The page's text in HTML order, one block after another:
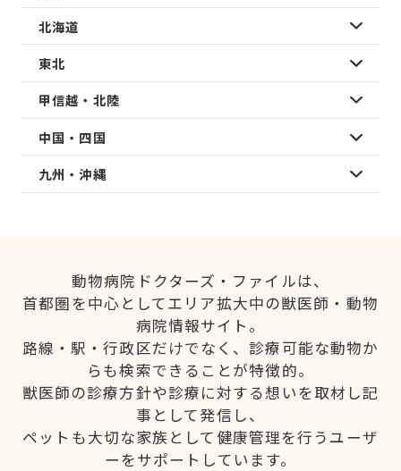
北海道
東北
甲信越・北陸
中国・四国
九州・沖縄
動物病院ドクターズ・ファイルは、
首都圏を中心としてエリア拡大中の獣医師・動物
病院情報サイト。
路線・駅・行政区だけでなく、診療可能な動物か
らも検索できることが特徴的。
獣医師の診療方針や診療に対する想いを取材し記
事として発信し、
ペットも大切な家族として健康管理を行うユーザ
ーをサポートしています。